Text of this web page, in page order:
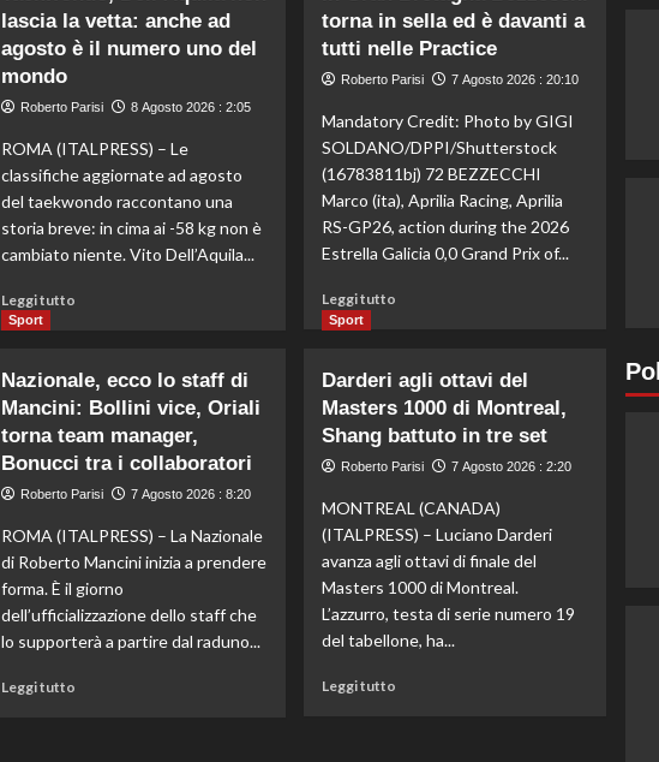
lascia la vetta: anche ad
agosto è il numero uno del
mondo
Roberto Parisi 8 Agosto 2026 : 2:05
ROMA (ITALPRESS) – Le
classifiche aggiornate ad agosto
del taekwondo raccontano una
storia breve: in cima ai -58 kg non è
cambiato niente. Vito Dell’Aquila...
Leggi tuttoLeggi
Taekwondo,
Dell’Aquila
non
lascia
vetta:
ad
agosto
è
il
numero
del
torna in sella ed è davanti a
tutti nelle Practice
Roberto Parisi 7 Agosto 2026 : 20:10
Mandatory Credit: Photo by GIGI
SOLDANO/DPPI/Shutterstock
(16783811bj) 72 BEZZECCHI
Marco (ita), Aprilia Racing, Aprilia
RS-GP26, action during the 2026
Estrella Galicia 0,0 Grand Prix of...
Leggi tutto
In
Gran
Bretagna
Bezzecchi
in
sella
ed
è
davanti
a
tutti
Sport
Nazionale, ecco lo staff di
Mancini: Bollini vice, Oriali
torna team manager,
Bonucci tra i collaboratori
Roberto Parisi 7 Agosto 2026 : 8:20
ROMA (ITALPRESS) – La Nazionale
di Roberto Mancini inizia a prendere
forma. È il giorno
dell’ufficializzazione dello staff che
lo supporterà a partire dal raduno...
Leggi tuttoLeggi
Sport
Darderi agli ottavi del
Masters 1000 di Montreal,
Shang battuto in tre set
Roberto Parisi 7 Agosto 2026 : 2:20
MONTREAL (CANADA)
(ITALPRESS) – Luciano Darderi
avanza agli ottavi di finale del
Masters 1000 di Montreal.
L’azzurro, testa di serie numero 19
del tabellone, ha...
Leggi tutto